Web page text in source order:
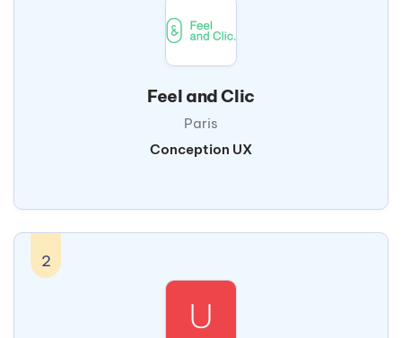
Feel and Clic
Paris
Conception UX
2